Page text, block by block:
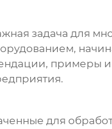
задача для
примеры
для